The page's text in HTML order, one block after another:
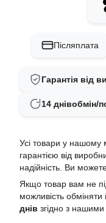
Післяплата
Гарантія від
14 днівобмін/
Усі товари у нашому
гарантією від
надійність. Ви
Якщо товар вам не
можливість
днів згідно з нашими